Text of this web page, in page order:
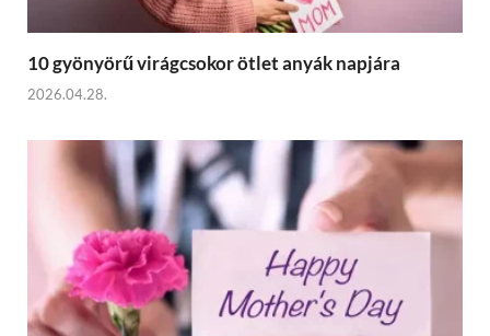
10 gyönyörű virágcsokor ötlet anyák napjára
2026.04.28.